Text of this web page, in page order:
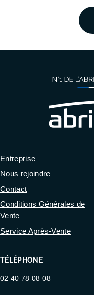
TÉLÉPHONE
02 40 78 08 08
Entreprise
Nous rejoindre
Contact
Conditions Générales de
Vente
Service Après-Vente